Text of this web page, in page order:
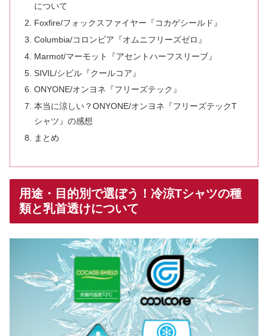
について
Foxfire/フォックスファイヤー『コカゲシールド』
Columbia/コロンビア『オムニフリーズゼロ』
Marmot/マーモット『アセントハーフスリーブ』
SIVIL/シビル『クールコア』
ONYONE/オンヨネ『フリーズテック』
本当に涼しい？ONYONE/オンヨネ『フリーズテックT
シャツ』の感想
まとめ
用途・目的別で選ぼう！冷涼Tシャツの種
類と乳首透けについて